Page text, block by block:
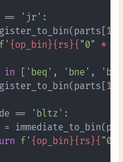
== 'jr' :
1
f' {op_bin}{rs}{ "0" *
in 'beq' , 'bne' ,
1
== 'bltz' :
f' {op_bin}{rs}{